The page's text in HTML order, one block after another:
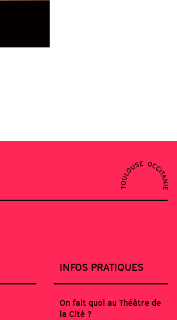
INFOS PRATIQUES
On fait quoi au Théâtre de
la Cité ?